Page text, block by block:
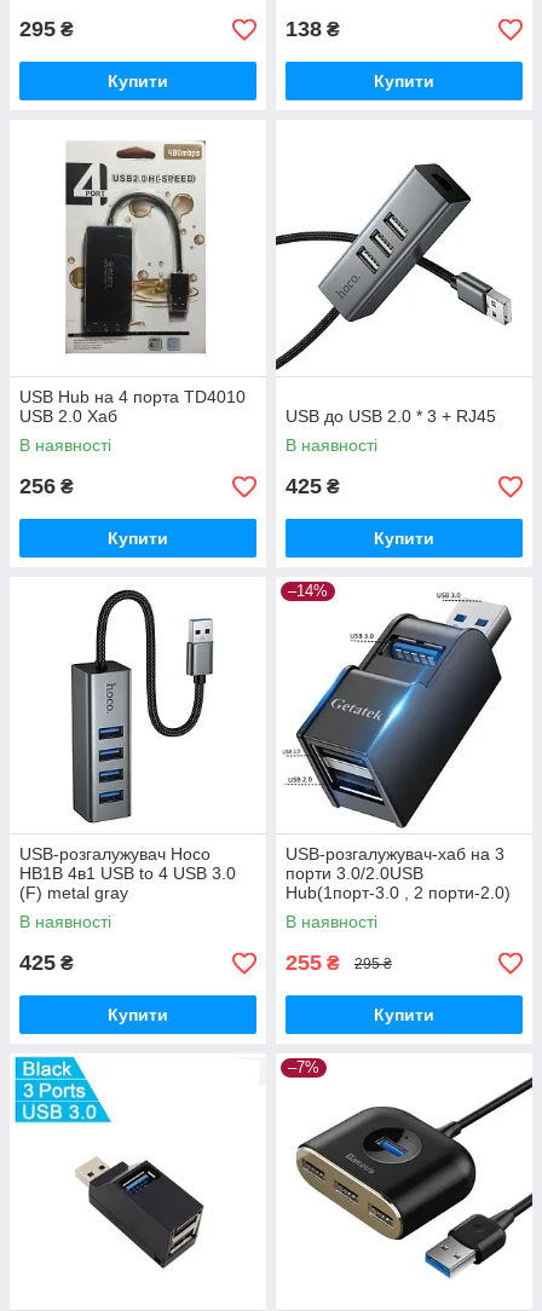
295 ₴
Купити
138 ₴
Купити
USB Hub на 4 порта TD4010
USB 2.0 Хаб
В наявності
256 ₴
Купити
USB до USB 2.0 * 3 + RJ45
В наявності
425 ₴
Купити
USB-розгалужувач Hoco
HB1B 4в1 USB to 4 USB 3.0
(F) metal gray
В наявності
425 ₴
Купити
–14%
USB-розгалужувач-хаб на 3
порти 3.0/2.0USB
Hub(1порт-3.0 , 2 порти-2.0)
В наявності
255 ₴ 295 ₴
Купити
–7%